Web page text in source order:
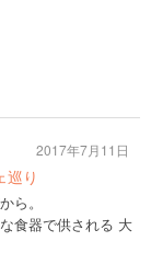
巡り
ら。
食器で供される 大
2017年7月11日